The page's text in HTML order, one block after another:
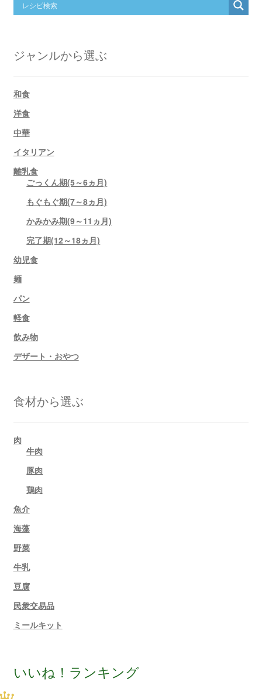
ジャンルから選ぶ
和食
洋食
中華
イタリアン
離乳食
ごっくん期(5～6ヵ月)
もぐもぐ期(7～8ヵ月)
かみかみ期(9～11ヵ月)
完了期(12～18ヵ月)
幼児食
麺
パン
軽食
飲み物
デザート・おやつ
食材から選ぶ
肉
牛肉
豚肉
鶏肉
魚介
海藻
野菜
牛乳
豆腐
民衆交易品
ミールキット
いいね！ランキング